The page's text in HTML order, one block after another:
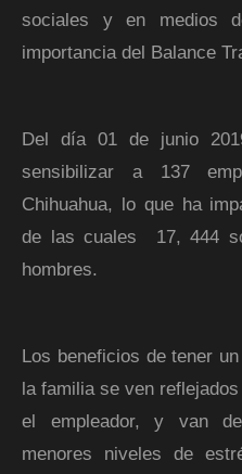
sociales y en medios
importancia del Balance
Del día 01 de junio
sensibilizar a 137
Chihuahua, lo que ha
de las cuales 17, 444
hombres.
Los beneficios de tener
la familia se ven
el empleador, y van
menores niveles de